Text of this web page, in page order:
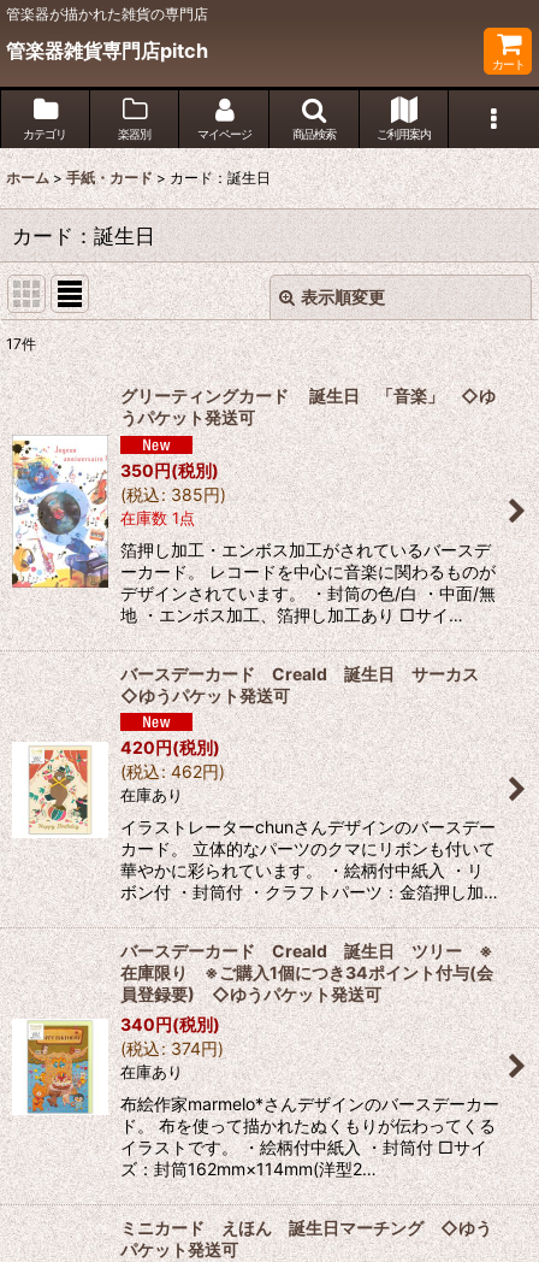
管楽器が描かれた雑貨の専門店
管楽器雑貨専門店pitch
カート
カテゴリ 楽器別 マイページ 商品検索 ご利用案内
ホーム > 手紙・カード > カード：誕生日
カード：誕生日
表示順変更
表示数:
並び順:
絞り込む
閉じる
17件
グリーティングカード 誕生日 「音楽」 ◇ゆ
うパケット発送可
350円(税別)
(税込: 385円)
在庫数 1点
箔押し加工・エンボス加工がされているバースデ
ーカード。 レコードを中心に音楽に関わるものが
デザインされています。 ・封筒の色/白 ・中面/無
地 ・エンボス加工、箔押し加工あり □サイ…
バースデーカード Creald 誕生日 サーカス
◇ゆうパケット発送可
420円(税別)
(税込: 462円)
在庫あり
イラストレーターchunさんデザインのバースデー
カード。 立体的なパーツのクマにリボンも付いて
華やかに彩られています。 ・絵柄付中紙入 ・リ
ボン付 ・封筒付 ・クラフトパーツ：金箔押し加…
バースデーカード Creald 誕生日 ツリー ※
在庫限り ※ご購入1個につき34ポイント付与(会
員登録要) ◇ゆうパケット発送可
340円(税別)
(税込: 374円)
在庫あり
布絵作家marmelo*さんデザインのバースデーカー
ド。 布を使って描かれたぬくもりが伝わってくる
イラストです。 ・絵柄付中紙入 ・封筒付 □サイ
ズ：封筒162mm×114mm(洋型2…
ミニカード えほん 誕生日マーチング ◇ゆう
パケット発送可